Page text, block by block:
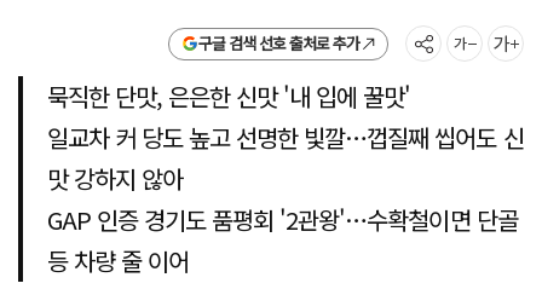
구글 검색 선호 출처로 추가
묵직한 단맛, 은은한 신맛 '내 입에 꿀맛'
일교차 커 당도 높고 선명한 빛깔…껍질째 씹어도 신
맛 강하지 않아
GAP 인증 경기도 품평회 '2관왕'…수확철이면 단골
등 차량 줄 이어